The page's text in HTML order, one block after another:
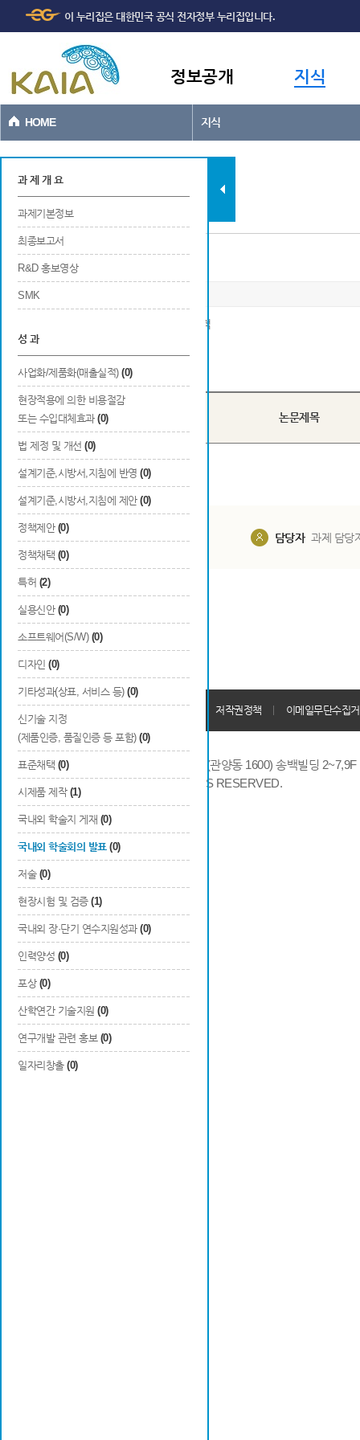
본문바로가기
이 누리집은 대한민국 공식 전자정부 누리집입니다.
정보공개 지식
HOME 지식
과제현황
과 제 개 요
과제기본정보
최종보고서
R&D 홍보영상
SMK
성 과
사업화/제품화(매출실적) (0)
현장적용에 의한 비용절감
또는 수입대체효과 (0)
법 제정 및 개선 (0)
설계기준,시방서,지침에 반영 (0)
설계기준,시방서,지침에 제안 (0)
정책제안 (0)
정책채택 (0)
특허 (2)
실용신안 (0)
소프트웨어(S/W) (0)
디자인 (0)
기타성과(상표, 서비스 등) (0)
신기술 지정
(제품인증, 품질인증 등 포함) (0)
표준채택 (0)
시제품 제작 (1)
국내외 학술지 게재 (0)
국내외 학술회의 발표 (0)
저술 (0)
현장시험 및 검증 (1)
국내외 장·단기 연수지원성과 (0)
인력양성 (0)
포상 (0)
산학연간 기술지원 (0)
연구개발 관련 홍보 (0)
일자리창출 (0)
국내외 학술회의 발표
※ 국내 및 국외 학술회의에서 발표한 논문 실적
Total0건
번호
국내/
국외
논문제목
담당부서 해당 사업실 담당자 과제 담당
개인정보처리방침 저작권정책 이메일무단수집
14066 경기도 안양시 동안구 시민대로 286 (관양동 1600) 송백빌딩
COPYRIGHTS © 2014 KAIA, ALL RIGHTS RESERVED.